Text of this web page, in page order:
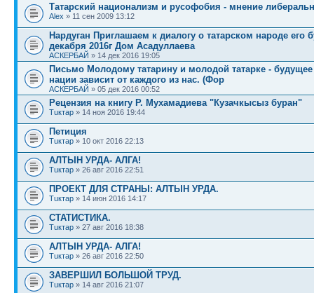
Татарский национализм и русофобия - мнение
Alex » 11 сен 2009 13:12
Нардуган Приглашаем к диалогу о татарском народе его
декабря 2016г Дом Асадуллаева
АСКЕРБАЙ » 14 дек 2016 19:05
Письмо Молодому татарину и молодой татарке - будущее
нации зависит от каждого из нас. (Фор
АСКЕРБАЙ » 05 дек 2016 00:52
Рецензия на книгу Р. Мухамадиева "Кузачкысыз буран"
Тuктар » 14 ноя 2016 19:44
Петиция
Тuктар » 10 окт 2016 22:13
АЛТЫН УРДА- АЛГА!
Тuктар » 26 авг 2016 22:51
ПРОЕКТ ДЛЯ СТРАНЫ: АЛТЫН УРДА.
Тuктар » 14 июн 2016 14:17
СТАТИСТИКА.
Тuктар » 27 авг 2016 18:38
АЛТЫН УРДА- АЛГА!
Тuктар » 26 авг 2016 22:50
ЗАВЕРШИЛ БОЛЬШОЙ ТРУД.
Тuктар » 14 авг 2016 21:07